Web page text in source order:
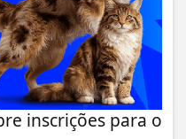
inscrições para o